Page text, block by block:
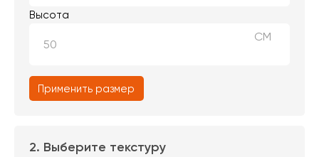
Высота
СМ
Применить размер
2. Выберите текстуру